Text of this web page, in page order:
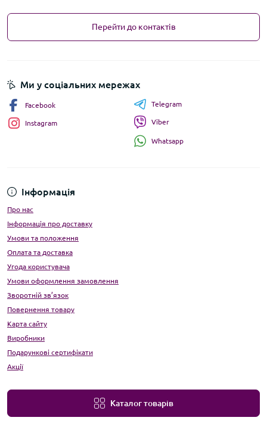
Перейти до контактів
Інформація
Про нас
Інформація про доставку
Умови та положення
Оплата та доставка
Угода користувача
Умови оформлення замовлення
Зворотній зв’язок
Повернення товару
Карта сайту
Виробники
Подарункові сертифікати
Акції
Каталог товарів
Ми у соціальних мережах
Facebook
Instagram
Telegram
Viber
Whatsapp